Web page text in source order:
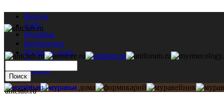
Форум
ЧаВо
Муравьи
Библиотека
Муравьи дома
Мастерская
Каталог
antclub.ru